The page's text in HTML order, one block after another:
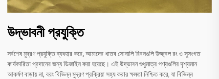
উদ্ভাবনী প্রযুক্তি
সর্বশেষ মুদ্রণ প্রযুক্তি ব্যবহার করে, আমাদের ধাতব সোনালি রিবনগুলি উজ্জ্বল রং ও সুসংগত
কার্যকারিতা প্রদানের জন্য ডিজাইন করা হয়েছে। এই উদ্ভাবন শুধুমাত্র পণ্যগুলির দৃশ্যমান
আকর্ষণ বাড়ায় না, বরং বিভিন্ন মুদ্রণ প্রক্রিয়া সহ্য করার ক্ষমতা নিশ্চিত করে, যা বিভিন্ন